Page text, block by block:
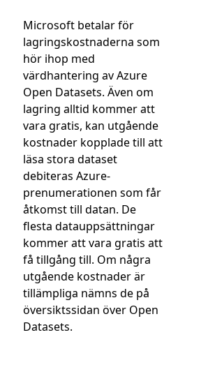
Microsoft betalar för
lagringskostnaderna som
hör ihop med
värdhantering av Azure
Open Datasets. Även om
lagring alltid kommer att
vara gratis, kan utgående
kostnader kopplade till att
läsa stora dataset
debiteras Azure-
prenumerationen som får
åtkomst till datan. De
flesta datauppsättningar
kommer att vara gratis att
få tillgång till. Om några
utgående kostnader är
tillämpliga nämns de på
översiktssidan över Open
Datasets.